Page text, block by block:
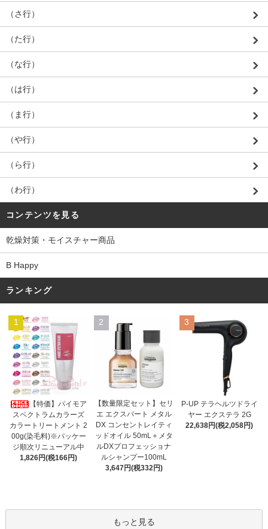
（さ行）
（た行）
（な行）
（は行）
（ま行）
（や行）
（ら行）
（わ行）
コンテンツを見る
乾燥対策・モイスチャー商品
B Happy
ランキング
1
【特価】パイモア
スペクトラムカラーズ
カラートリートメント 2
00g(染毛料)※パッケー
ジ順次リニューアル中
1,826円(税166円)
2
【数量限定セット】セリ
エ エクスパート メタル
DX コンセントレイティ
ッドオイル 50mL＋メタ
ルDXプロフェッショナ
ルシャンプー100mL
3,647円(税332円)
3
P-UP テラヘルツドライ
ヤー エクステラ 2G
22,638円(税2,058円)
もっと見る